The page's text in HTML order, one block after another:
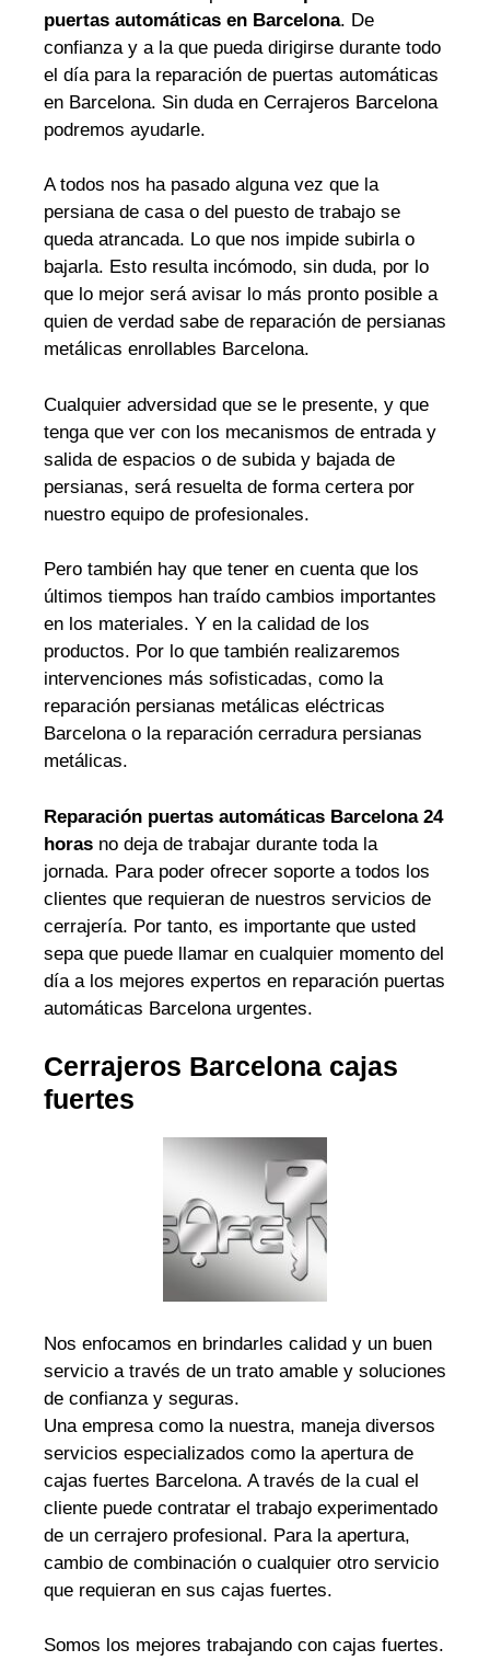
puertas automáticas en Barcelona. De
confianza y a la que pueda dirigirse durante todo
el día para la reparación de puertas automáticas
en Barcelona. Sin duda en Cerrajeros Barcelona
podremos ayudarle.
A todos nos ha pasado alguna vez que la
persiana de casa o del puesto de trabajo se
queda atrancada. Lo que nos impide subirla o
bajarla. Esto resulta incómodo, sin duda, por lo
que lo mejor será avisar lo más pronto posible a
quien de verdad sabe de reparación de persianas
metálicas enrollables Barcelona.
Cualquier adversidad que se le presente, y que
tenga que ver con los mecanismos de entrada y
salida de espacios o de subida y bajada de
persianas, será resuelta de forma certera por
nuestro equipo de profesionales.
Pero también hay que tener en cuenta que los
últimos tiempos han traído cambios importantes
en los materiales. Y en la calidad de los
productos. Por lo que también realizaremos
intervenciones más sofisticadas, como la
reparación persianas metálicas eléctricas
Barcelona o la reparación cerradura persianas
metálicas.
Reparación puertas automáticas Barcelona 24
horas no deja de trabajar durante toda la
jornada. Para poder ofrecer soporte a todos los
clientes que requieran de nuestros servicios de
cerrajería. Por tanto, es importante que usted
sepa que puede llamar en cualquier momento del
día a los mejores expertos en reparación puertas
automáticas Barcelona urgentes.
Cerrajeros Barcelona cajas
fuertes
Nos enfocamos en brindarles calidad y un buen
servicio a través de un trato amable y soluciones
de confianza y seguras.
Una empresa como la nuestra, maneja diversos
servicios especializados como la apertura de
cajas fuertes Barcelona. A través de la cual el
cliente puede contratar el trabajo experimentado
de un cerrajero profesional. Para la apertura,
cambio de combinación o cualquier otro servicio
que requieran en sus cajas fuertes.
Somos los mejores trabajando con cajas fuertes.